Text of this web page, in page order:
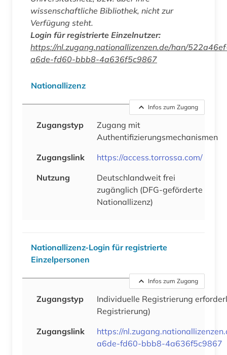
wissenschaftliche Bibliothek, nicht zur
Verfügung steht.
Login für registrierte Einzelnutzer:
https://nl.zugang.nationallizenzen.de/han/
a6de-fd60-bbb8-4a636f5c9867
Nationallizenz
Infos zum Zugang
Zugangstyp
Zugang mit
Authentifizierungsmechanismen
Zugangslink
https://access.torrossa.com/
Nutzung
Deutschlandweit frei
zugänglich (DFG-geförderte
Nationallizenz)
Nationallizenz-Login für registrierte
Einzelpersonen
Infos zum Zugang
Zugangstyp
Individuelle Registrierung
Registrierung)
Zugangslink
https://
a6de-fd60-bbb8-4a636f5c9867